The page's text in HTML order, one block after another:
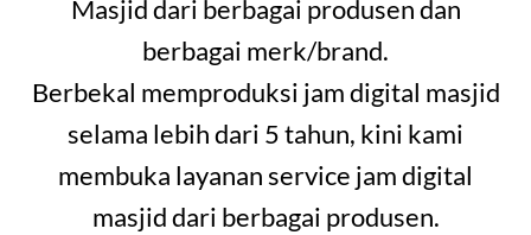
Masjid dari berbagai produsen dan
berbagai merk/brand.
Berbekal memproduksi jam digital masjid
selama lebih dari 5 tahun, kini kami
membuka layanan service jam digital
masjid dari berbagai produsen.